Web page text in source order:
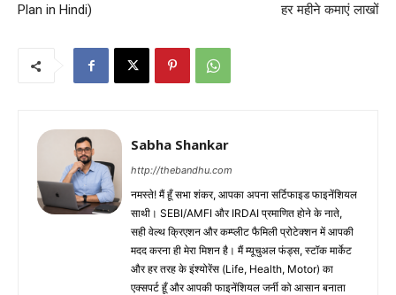
Plan in Hindi)
हर महीने कमाएं लाखों
Sabha Shankar
http://thebandhu.com
नमस्ते! मैं हूँ सभा शंकर, आपका अपना सर्टिफाइड फाइनेंशियल
साथी। SEBI/AMFI और IRDAI प्रमाणित होने के नाते,
सही वेल्थ क्रिएशन और कम्प्लीट फैमिली प्रोटेक्शन में आपकी
मदद करना ही मेरा मिशन है। मैं म्यूचुअल फंड्स, स्टॉक मार्केट
और हर तरह के इंश्योरेंस (Life, Health, Motor) का
एक्सपर्ट हूँ और आपकी फाइनेंशियल जर्नी को आसान बनाता